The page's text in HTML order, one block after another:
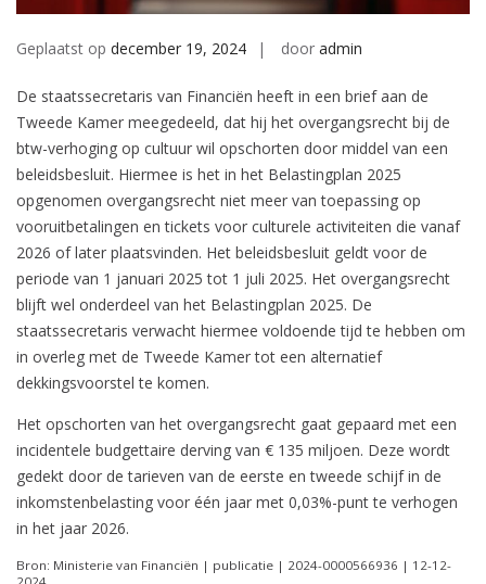
Geplaatst op december 19, 2024 door admin
De staatssecretaris van Financiën heeft in een brief aan de
Tweede Kamer meegedeeld, dat hij het overgangsrecht bij de
btw-verhoging op cultuur wil opschorten door middel van een
beleidsbesluit. Hiermee is het in het Belastingplan 2025
opgenomen overgangsrecht niet meer van toepassing op
vooruitbetalingen en tickets voor culturele activiteiten die vanaf
2026 of later plaatsvinden. Het beleidsbesluit geldt voor de
periode van 1 januari 2025 tot 1 juli 2025. Het overgangsrecht
blijft wel onderdeel van het Belastingplan 2025. De
staatssecretaris verwacht hiermee voldoende tijd te hebben om
in overleg met de Tweede Kamer tot een alternatief
dekkingsvoorstel te komen.
Het opschorten van het overgangsrecht gaat gepaard met een
incidentele budgettaire derving van € 135 miljoen. Deze wordt
gedekt door de tarieven van de eerste en tweede schijf in de
inkomstenbelasting voor één jaar met 0,03%-punt te verhogen
in het jaar 2026.
Bron: Ministerie van Financiën | publicatie | 2024-0000566936 | 12-12-